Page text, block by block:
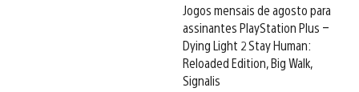
Jogos mensais de agosto para
assinantes PlayStation Plus –
Dying Light 2 Stay Human:
Reloaded Edition, Big Walk,
Signalis